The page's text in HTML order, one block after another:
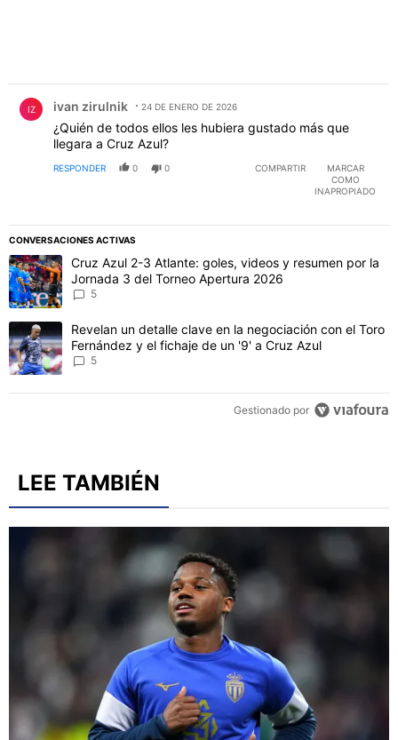
IZ ivan zirulnik 24 DE ENERO DE 2026
¿Quién de todos ellos les hubiera gustado más que
llegara a Cruz Azul?
RESPONDER 0 0 COMPARTIR
MARCAR
COMO
INAPROPIADO
CONVERSACIONES ACTIVAS
Este listado muestra los artículos con más comentarios en los
Un artículo de tendencia con el título "Cruz Azul 2-3 Atlante:
Cruz Azul 2-3 Atlante: goles, videos y resumen por la
Jornada 3 del Torneo Apertura 2026
5
Un artículo de tendencia con el título "Revelan un detalle clave
Revelan un detalle clave en la negociación con el Toro
Fernández y el fichaje de un '9' a Cruz Azul
5
Gestionado por
LEE TAMBIÉN